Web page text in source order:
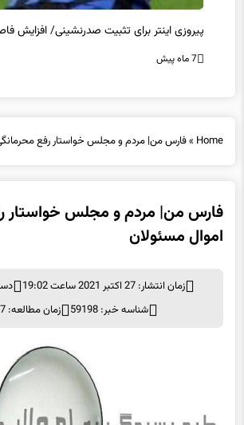
پیروزی اینتر برای تثبیت صدرنشینی/ افزایش
7 ماه پیش
Home
»فارس من| مردم و مجلس خواستار رفع
فارس من| مردم و مجلس خواستار
اموال مسئولان
زمان انتشار: 27 اکتبر 2021 ساعت 19:02
شناسه خبر: 59198
زمان مطالعه: 7 دقیقه